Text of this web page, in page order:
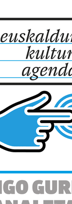
gehiago eta
unetan alda
propioak eta
ditu. Zure
asmoz, cookie
hau onartuz
esplizitua